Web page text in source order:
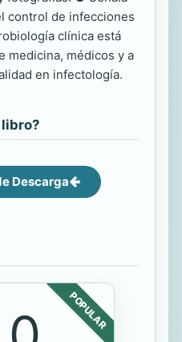
control de infecciones
clínica está
medicina, médicos y a
en infectología.
libro?
Descarga
POPULAR